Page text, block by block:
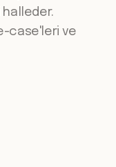
case'leri ve